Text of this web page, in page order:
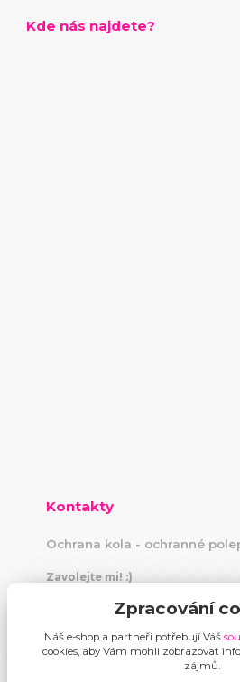
Kde nás najdete?
Kontakty
Ochrana kola - ochranné
Zavolejte mi! :)
(Po-Pá, 9 -18 hod)
info@ochranakola.cz
Zpracování
Náš e-shop a partneři potřebují Váš
cookies, aby Vám mohli zobrazovat
zájmů.